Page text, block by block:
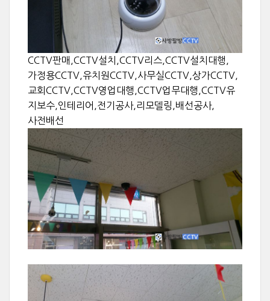
CCTV판매,CCTV설치,CCTV리스,CCTV설치대행,
가정용CCTV,유치원CCTV,사무실CCTV,상가CCTV,
교회CCTV,CCTV영업대행,CCTV업무대행,CCTV유
지보수,인테리어,전기공사,리모델링,배선공사,
사전배선